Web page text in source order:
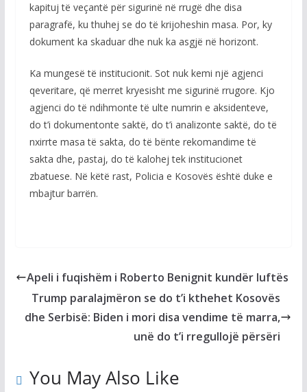
kapituj të veçantë për sigurinë në rrugë dhe disa
paragrafë, ku thuhej se do të krijoheshin masa. Por, ky
dokument ka skaduar dhe nuk ka asgjë në horizont.
Ka mungesë të institucionit. Sot nuk kemi një agjenci
qeveritare, që merret kryesisht me sigurinë rrugore. Kjo
agjenci do të ndihmonte të ulte numrin e aksidenteve,
do t’i dokumentonte saktë, do t’i analizonte saktë, do të
nxirrte masa të sakta, do të bënte rekomandime të
sakta dhe, pastaj, do të kalohej tek institucionet
zbatuese. Në këtë rast, Policia e Kosovës është duke e
mbajtur barrën.
Apeli i fuqishëm i Roberto Benignit kundër luftës
Trump paralajmëron se do t’i kthehet Kosovës
dhe Serbisë: Biden i mori disa vendime të marra,
unë do t’i rregullojë përsëri
You May Also Like